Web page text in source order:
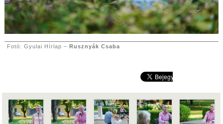
Fotó: Gyulai Hírlap – Rusznyák Csaba